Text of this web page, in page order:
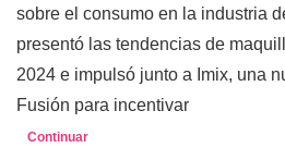
sobre el consumo en la industria
presentó las tendencias de
2024 e impulsó junto a Imix, una
Fusión para incentivar
Continuar